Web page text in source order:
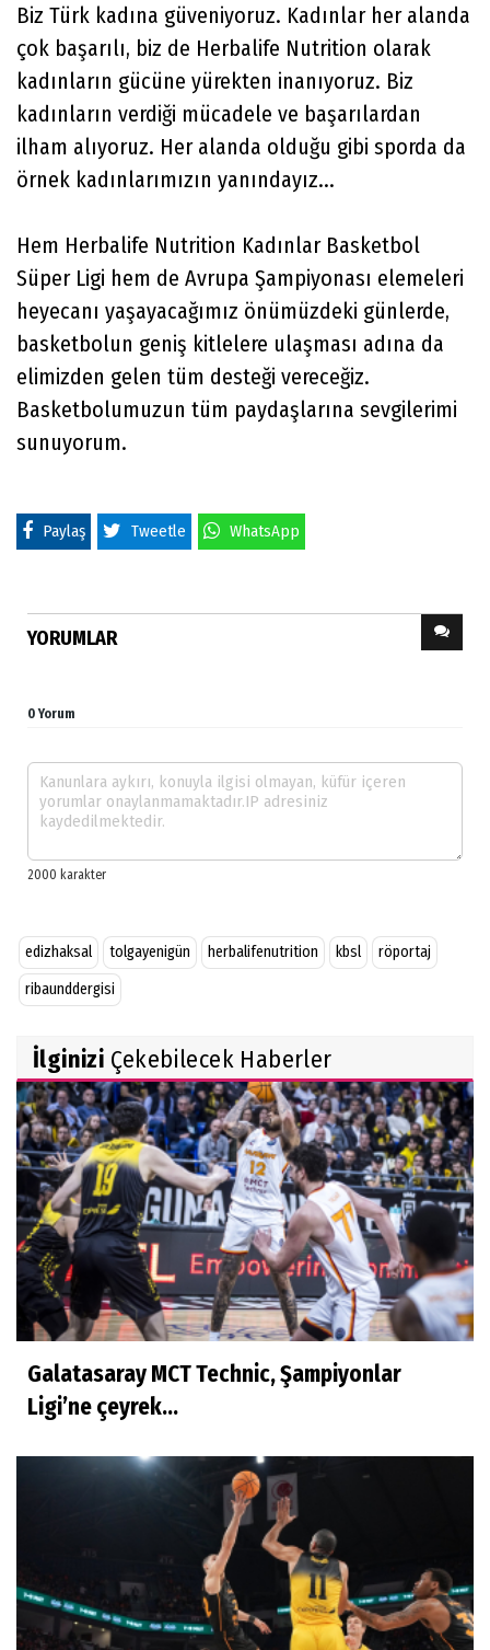
Biz Türk kadına güveniyoruz. Kadınlar her alanda
çok başarılı, biz de Herbalife Nutrition olarak
kadınların gücüne yürekten inanıyoruz. Biz
kadınların verdiği mücadele ve başarılardan
ilham alıyoruz. Her alanda olduğu gibi sporda da
örnek kadınlarımızın yanındayız...
Hem Herbalife Nutrition Kadınlar Basketbol
Süper Ligi hem de Avrupa Şampiyonası elemeleri
heyecanı yaşayacağımız önümüzdeki günlerde,
basketbolun geniş kitlelere ulaşması adına da
elimizden gelen tüm desteği vereceğiz.
Basketbolumuzun tüm paydaşlarına sevgilerimi
sunuyorum.
Paylaş Tweetle WhatsApp
YORUMLAR
0 Yorum
edizhaksal tolgayenigün herbalifenutrition kbsl
röportaj
ribaunddergisi
İlginizi Çekebilecek Haberler
Galatasaray MCT Technic, Şampiyonlar
Ligi’ne çeyrek...